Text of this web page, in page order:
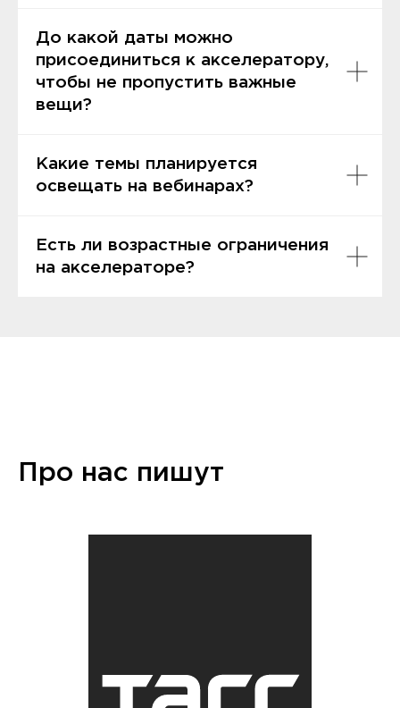
До какой даты можно
присоединиться к акселератору,
чтобы не пропустить важные
вещи?
Какие темы планируется
освещать на вебинарах?
Есть ли возрастные ограничения
на акселераторе?
Про нас пишут